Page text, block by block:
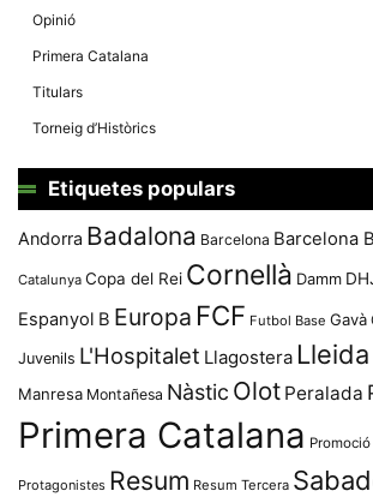
Opinió
Primera Catalana
Titulars
Torneig d’Històrics
Etiquetes populars
Andorra Badalona Barcelona Barcelona B
Catalunya Copa del Rei Cornellà Damm
Espanyol B Europa FCF Futbol Base Gavà
Juvenils L'Hospitalet Llagostera
Manresa Montañesa Nàstic Olot Peralada
Primera Catalana
Protagonistes Resum Resum Tercera